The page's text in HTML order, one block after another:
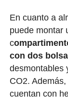
En cuanto a
puede montar
c
con dos
desmontables
CO2.
cuentan con